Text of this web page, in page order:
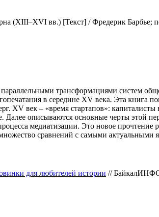
(XIII–XVI вв.) [Текст] / Фредерик
трансформациями систем
в середине XV века. Эта книга
XV век – «время стартапов»:
описываются основные черты этой
медиатизации. Это новое
сравнений с самыми актуальными
для любителей истории //